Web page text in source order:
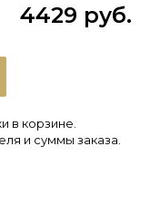
4429 руб.
в корзине.
и суммы заказа.